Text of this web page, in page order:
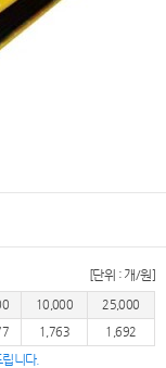
[단위 : 개/원]
10,000
25,000
1,763 1,692
니다.